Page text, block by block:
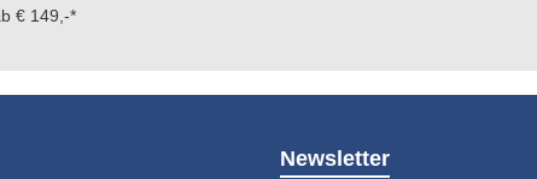
€ 149,-*
Newsletter